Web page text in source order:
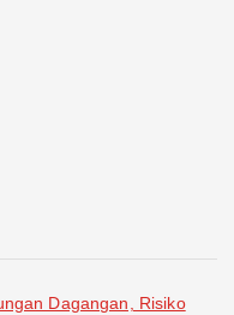
Dagangan, Risiko